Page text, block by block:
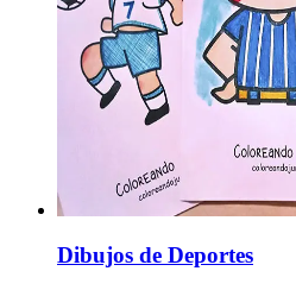
Dibujos de Deportes